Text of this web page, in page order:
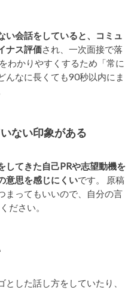
い会話をしていると、コミュ
ナス評価され、一次面接で落
わかりやすくするため「常に
んなに長くても90秒以内にま
ない印象がある
してきた自己PRや志望動機を
意思を感じにくいです。 原稿
まってもいいので、自分の言
ださい。
した話し方をしていたり、